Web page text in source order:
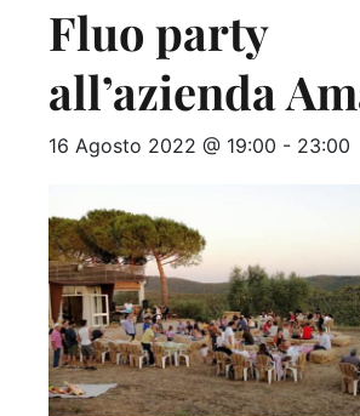
Fluo party
all’azienda
16 Agosto 2022 @ 19:00 - 23:00